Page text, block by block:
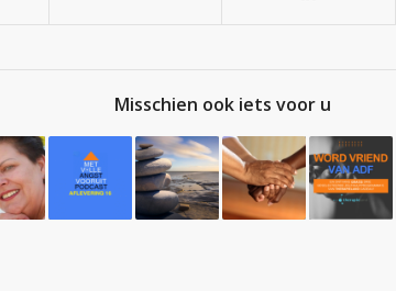
Misschien ook iets voor u